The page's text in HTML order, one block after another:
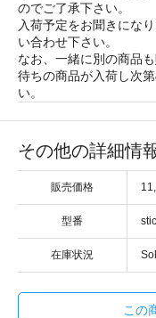
のでご了承下さい。
入荷予定をお聞きになり
い合わせ下さい。
なお、一緒に別の商品
待ちの商品が入荷し次
い。
その他の詳細情
販売価格
型番
在庫状況
この